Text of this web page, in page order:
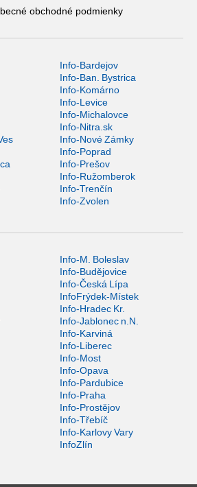
obchodné podmienky
Info-Bardejov
Info-Ban. Bystrica
Info-Komárno
Info-Levice
Info-Michalovce
Info-Nitra.sk
Info-Nové Zámky
Info-Poprad
Info-Prešov
Info-Ružomberok
Info-Trenčín
Info-Zvolen
Info-M. Boleslav
Info-Budějovice
Info-Česká Lípa
InfoFrýdek-Místek
Info-Hradec Kr.
Info-Jablonec n.N.
Info-Karviná
Info-Liberec
Info-Most
Info-Opava
Info-Pardubice
Info-Praha
Info-Prostějov
Info-Třebíč
Info-Karlovy Vary
InfoZlín